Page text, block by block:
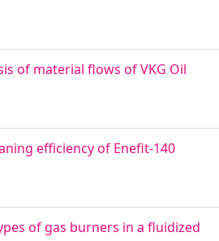
of material flows of VKG Oil
efficiency of Enefit-140
of gas burners in a fluidized